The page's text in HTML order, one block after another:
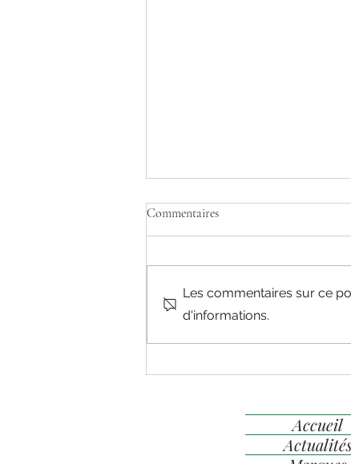
Nouvelle formation pour
Commentaires
Les commentaires sur ce
d'informations.
Accueil